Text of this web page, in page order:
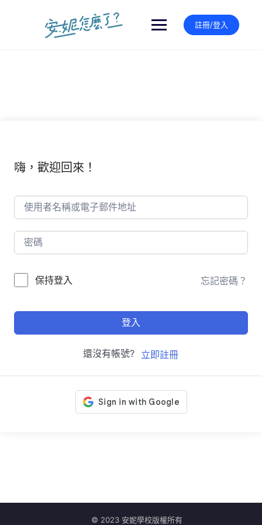
註冊/登入
嗨，歡迎回來！
保持登入 忘記密碼？
登入
還沒有帳號? 立即註冊
© 2023 安妮學校版權所有